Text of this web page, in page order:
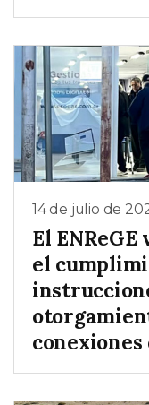
14 de julio de
El
el
conexiones